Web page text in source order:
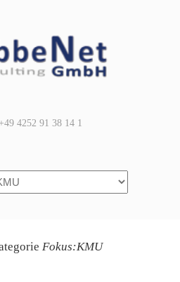
4252 91 38 14 1
Fokus:KMU